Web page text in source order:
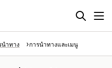
นำทาง การนำทางและเมนู